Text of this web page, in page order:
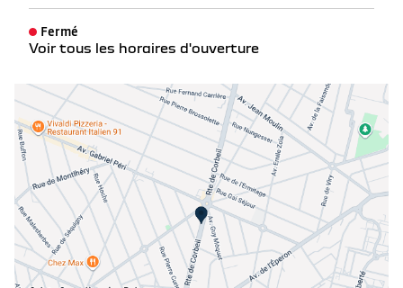
Fermé
Voir tous les horaires d'ouverture
mardi
07:30 - 12:00
13:30 - 19:00
mercredi
07:30 - 12:0013:30 - 19:00
jeudi
07:30 - 12:00
13:30 - 19:00
vendredi
07:30 - 12:0013:30 - 19:00
samedi
08:00 - 12:0014:00 - 18:00
dimanche
Fermé